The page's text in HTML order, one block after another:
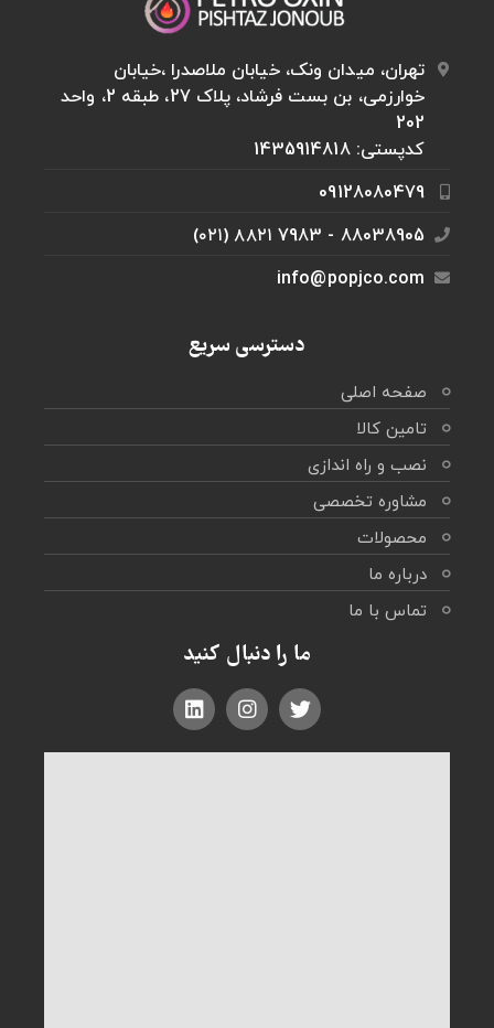
تهران، میدان ونک، خیابان ملاصدرا ،خيابان
خوارزمی، بن بست فرشاد، پلاک 27، طبقه 2، واحد
202
کدپستی: 1435914818
09128080479
88038905 - 7983 ۸۸۲۱ (۰۲۱)
info@popjco.com
دسترسی سریع
صفحه اصلی
تامین کالا
نصب و راه اندازی
مشاوره تخصصی
محصولات
درباره ما
تماس با ما
ما را دنبال کنید